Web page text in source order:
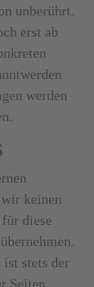
unberührt.
erst ab
werden
keinen
diese
stets der
Seiten